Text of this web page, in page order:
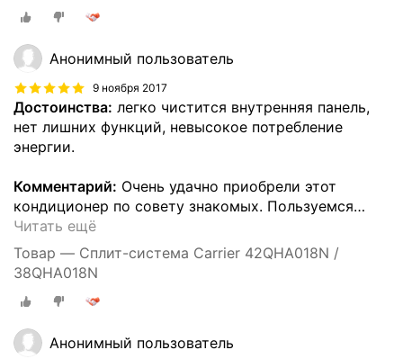
Анонимный пользователь
9 ноября 2017
Достоинства: легко чистится внутренняя панель,
нет лишних функций, невысокое потребление
энергии.
Комментарий: Очень удачно приобрели этот
кондиционер по совету знакомых. Пользуемся…
Читать ещё
Товар — Сплит-система Carrier 42QHA018N /
38QHA018N
Анонимный пользователь